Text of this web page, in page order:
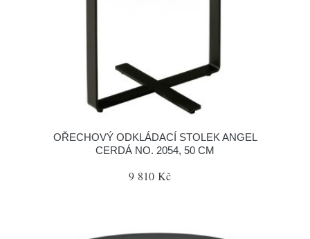
OŘECHOVÝ ODKLÁDACÍ STOLEK ANGEL
CERDÁ NO. 2054, 50 CM
9 810 Kč